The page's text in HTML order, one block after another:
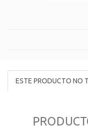
ESTE PRODUCTO NO